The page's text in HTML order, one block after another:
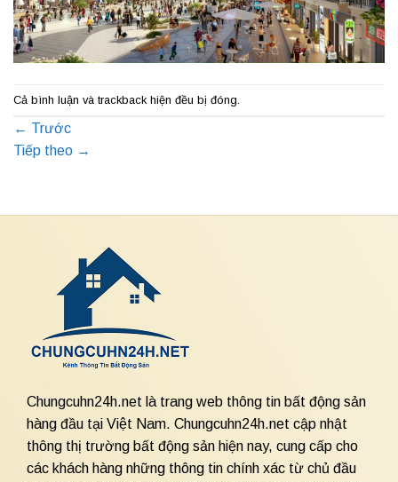
Cả bình luận và trackback hiện đều bị đóng.
← Trước
Tiếp theo →
Chungcuhn24h.net là trang web thông tin bất động sản
hàng đầu tại Việt Nam. Chungcuhn24h.net cập nhật
thông thị trường bất động sản hiện nay, cung cấp cho
các khách hàng những thông tin chính xác từ chủ đầu